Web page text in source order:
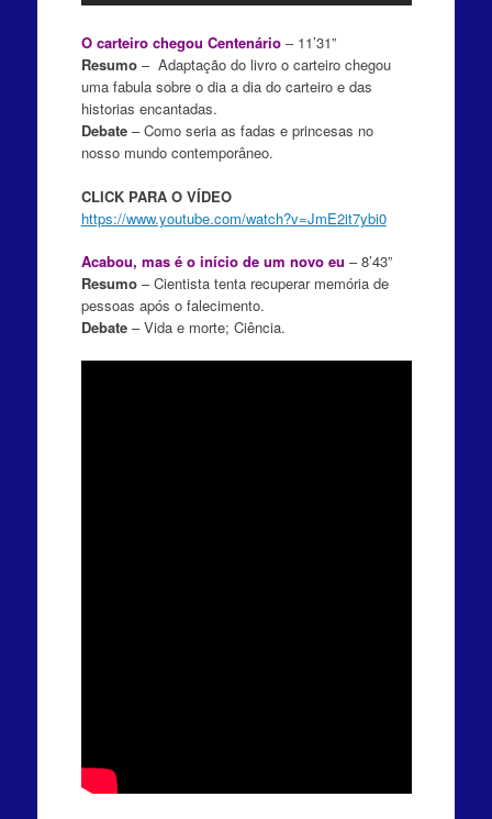
O carteiro chegou Centenário– 11’31”
Resumo– Adaptação do livro o carteiro chegou
uma fabula sobre o dia a dia do carteiro e das
historias encantadas.
Debate– Como seria as fadas e princesas no
nosso mundo contemporâneo.
CLICK PARA O VÍDEO
https://www.youtube.com/watch?v=JmE2it7ybi0
Acabou, mas é o início de um novo eu – 8’43”
Resumo–Cientista tenta recuperar memória de
pessoas após o falecimento.
Debate– Vida e morte; Ciência.